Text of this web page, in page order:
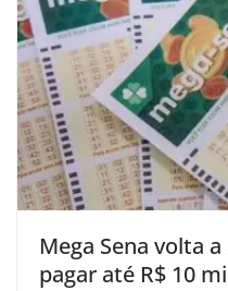
Mega Sena volta
pagar até R$ 10